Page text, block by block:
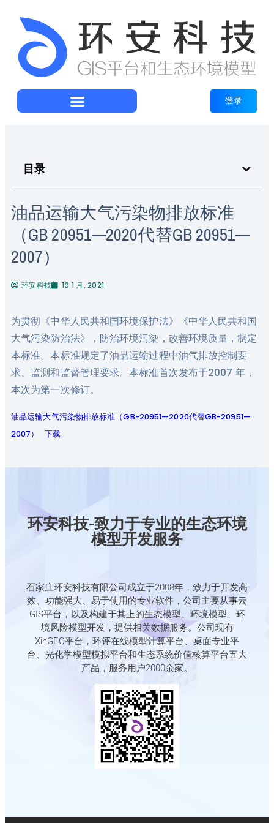
登录
目录
油品运输大气污染物排放标准
（GB 20951—2020代替GB 20951—
2007）
环安科技 19 1 月, 2021
为贯彻《中华人民共和国环境保护法》《中华人民共和国
大气污染防治法》，防治环境污染，改善环境质量，制定
本标准。本标准规定了油品运输过程中油气排放控制要
求、监测和监督管理要求。本标准首次发布于2007 年，
本次为第一次修订。
油品运输大气污染物排放标准（GB-20951—2020代替GB-20951—
2007）
下载
环安科技-致力于专业的生态环境
模型开发服务
石家庄环安科技有限公司成立于2008年，致力于开发高
效、功能强大、易于使用的专业软件，公司主要从事云
GIS平台，以及构建于其上的生态模型、环境模型、环
境风险模型开发，提供相关数据服务。公司现有
XinGEO平台，环评在线模型计算平台、桌面专业平
台、光化学模型模拟平台和生态系统价值核算平台五大
产品，服务用户2000余家。